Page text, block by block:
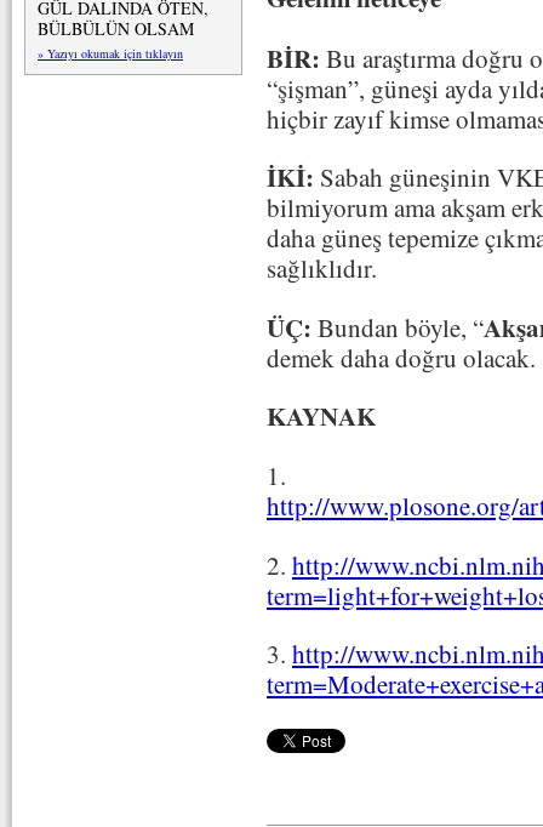
GÜL DALINDA ÖTEN,
BÜLBÜLÜN OLSAM
» Yazıyı okumak için tıklayın
BİR: Bu araştırma doğru
“şişman”, güneşi ayda
hiçbir zayıf kimse
İKİ: Sabah güneşinin
bilmiyorum ama akşam
daha güneş tepemize
sağlıklıdır.
ÜÇ: Bundan böyle, “
demek daha doğru olacak.
KAYNAK
1.
http://www.plosone.org/
2. http://
3. http://